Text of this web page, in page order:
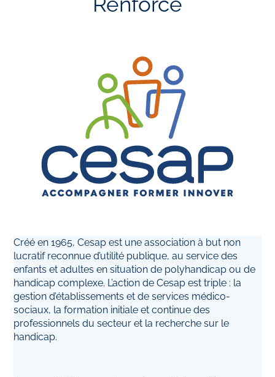
Créé en 1965, Cesap est une association à but non
lucratif reconnue d’utilité publique, au service des
enfants et adultes en situation de polyhandicap ou de
handicap complexe. L’action de Cesap est triple : la
gestion d’établissements et de services médico-
sociaux, la formation initiale et continue des
professionnels du secteur et la recherche sur le
handicap.